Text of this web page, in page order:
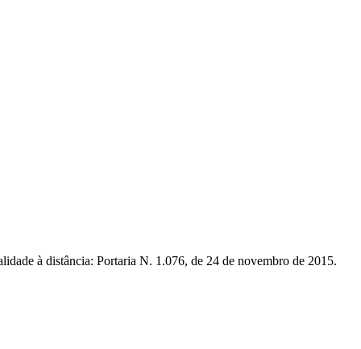
à distância: Portaria N. 1.076, de 24 de novembro de 2015.